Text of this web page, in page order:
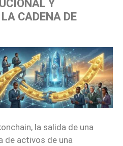
Y
CADENA DE
la salida de una
de activos de una